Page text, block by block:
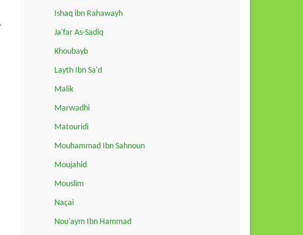
Ishaq ibn Rahawayh
Ja'far As-Sadiq
Khoubayb
Layth Ibn Sa'd
Malik
Marwadhi
Matouridi
Mouhammad Ibn Sahnoun
Moujahid
Mouslim
Naçai
Nou'aym Ibn Hammad